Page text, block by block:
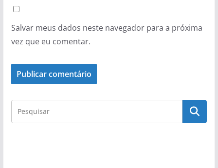
Salvar meus dados neste navegador para a próxima
vez que eu comentar.